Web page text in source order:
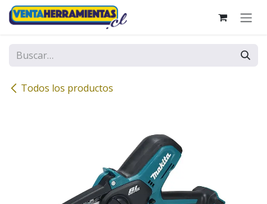
Ir al contenido
Todos los productos